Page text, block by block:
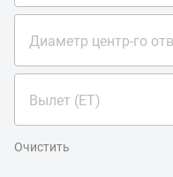
Диаметр центр-го
Вылет (ET)
Очистить